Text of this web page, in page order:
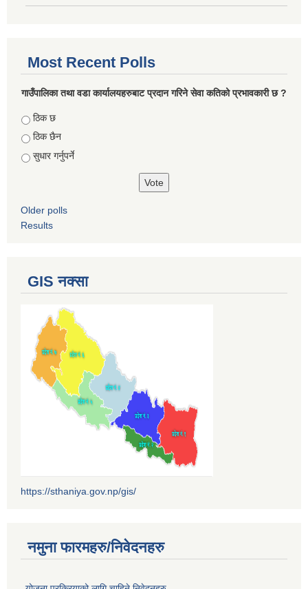
Most Recent Polls
गाउँपालिका तथा वडा कार्यालयहरुबाट प्रदान गरिने सेवा कतिको प्रभावकारी छ ?
Choices
ठिक छ
ठिक छैन
सुधार गर्नुपर्ने
Older polls
Results
GIS नक्सा
https://sthaniya.gov.np/gis/
नमुना फारमहरु/निवेदनहरु